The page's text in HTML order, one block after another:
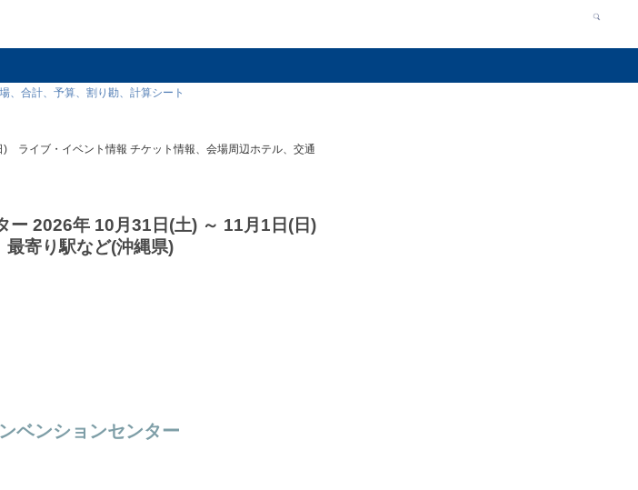
、合計、予算、割り勘、計算シート
ライブ・イベント情報 チケット情報、会場周辺ホテル、交通
2026年 10月31日(土) ～ 11月1日(日)
寄り駅など(沖縄県)
ベンションセンター